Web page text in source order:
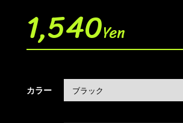
1,540Yen
カラー